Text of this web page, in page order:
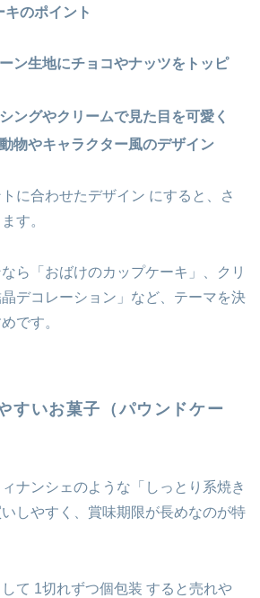
のポイント
ン生地にチョコやナッツをトッピ
ングやクリームで見た目を可愛く
物やキャラクター風のデザイン
に合わせたデザイン にすると、さ
す。
ら「おばけのカップケーキ」、クリ
デコレーション」など、テーマを決
です。
すいお菓子（パウンドケー
ナンシェのような「しっとり系焼き
しやすく、賞味期限が長めなのが特
て 1切れずつ個包装 すると売れや